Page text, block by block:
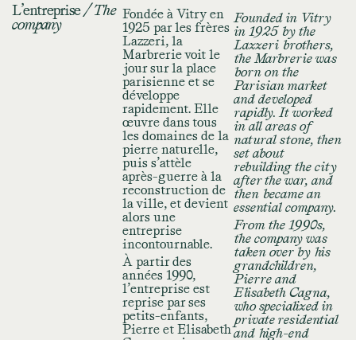
L’entreprise/ The
company
Fondée à Vitry en
1925 par les frères
Lazzeri, la
Marbrerie voit le
jour sur la place
parisienne et se
développe
rapidement. Elle
œuvre dans tous
les domaines de la
pierre naturelle,
puis s’attèle
après-guerre à la
reconstruction de
la ville, et devient
alors une
entreprise
incontournable.
À partir des
années 1990,
l’entreprise est
reprise par ses
petits-enfants,
Pierre et Elisabeth
Founded in Vitry
in 1925 by the
Lazzeri brothers,
the Marbrerie was
born on the
Parisian market
and developed
rapidly. It worked
in all areas of
natural stone, then
set about
rebuilding the city
after the war, and
then became an
essential company.
From the 1990s,
the company was
taken over by his
grandchildren,
Pierre and
Elisabeth Cagna,
who specialized in
private residential
and high-end